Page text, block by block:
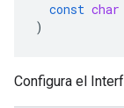
const char
)
Configura el